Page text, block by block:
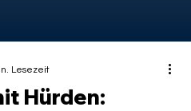
Hürden:
Lesezeit